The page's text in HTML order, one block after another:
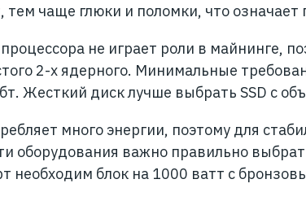
тем чаще глюки и поломки, что означает
не играет роли в майнинге,
2-х ядерного. Минимальные
Жесткий диск лучше выбрать SSD с
много энергии, поэтому для
оборудования важно правильно
необходим блок на 1000 ватт с